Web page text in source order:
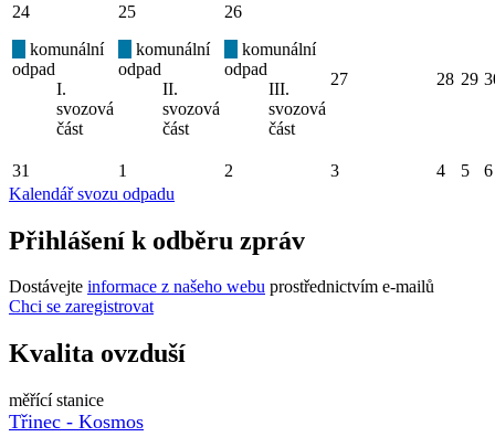
24
komunální
odpad
I.
svozová
část
25
komunální
odpad
II.
svozová
část
26
komunální
odpad
III.
svozová
část
27 28 29
31 1 2 3 4 5
6
Kalendář svozu odpadu
Přihlášení k odběru zpráv
Dostávejte informace z našeho webu prostřednictvím e-mailů
Chci se zaregistrovat
Kvalita ovzduší
měřící stanice
Třinec - Kosmos